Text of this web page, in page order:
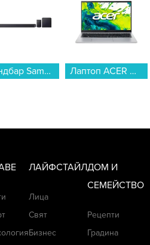
българи
Саундбар Samsung HW-Q990F... Лаптоп ACER ASPIRE GO 15 AG15-72P-52ZJ NX.JSVEX.00T , 15.60 , 16 , 512GB SSD , Intel Core 5 120U (10 cores) , Intel Graphics , Без OS...
ЛАЙФСТАЙЛ
Лица
Свят
Бизнес
ДОМ И
СЕМЕЙСТВО
Рецепти
Градина